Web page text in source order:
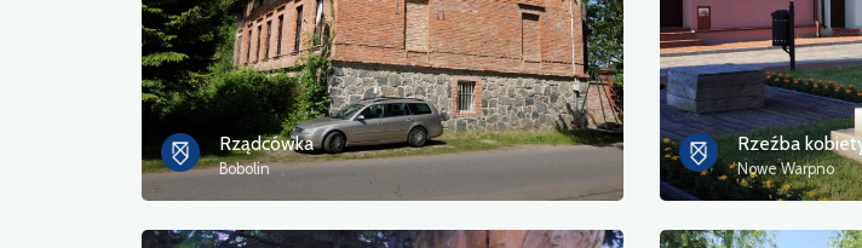
Rządcówka
Bobolin
Rzeźba
Nowe Warpno